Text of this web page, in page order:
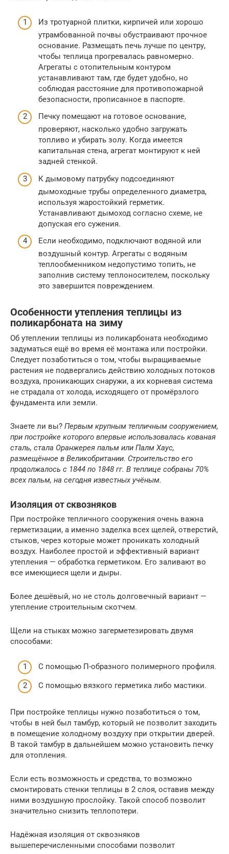
Из тротуарной плитки, кирпичей или хорошо
утрамбованной почвы обустраивают прочное
основание. Размещать печь лучше по центру,
чтобы теплица прогревалась равномерно.
Агрегаты с отопительным контуром
устанавливают там, где будет удобно, но
соблюдая расстояние для противопожарной
безопасности, прописанное в паспорте.
Печку помещают на готовое основание,
проверяют, насколько удобно загружать
топливо и убирать золу. Когда имеется
капитальная стена, агрегат монтируют к ней
задней стенкой.
К дымовому патрубку подсоединяют
дымоходные трубы определенного диаметра,
используя жаростойкий герметик.
Устанавливают дымоход согласно схеме, не
допуская его сужения.
Если необходимо, подключают водяной или
воздушный контур. Агрегаты с водяным
теплообменником недопустимо топить, не
заполнив систему теплоносителем, поскольку
это завершится повреждением.
Особенности утепления теплицы из
поликарбоната на зиму
Об утеплении теплицы из поликарбоната необходимо
задуматься ещё во время её монтажа или постройки.
Следует позаботиться о том, чтобы выращиваемые
растения не подвергались действию холодных потоков
воздуха, проникающих снаружи, а их корневая система
не страдала от холода, исходящего от промёрзлого
фундамента или земли.
Знаете ли вы? Первым крупным тепличным сооружением,
при постройке которого впервые использовалась кованая
сталь, стала Оранжерея пальм или Палм Хаус,
размещённое в Великобритании. Строительство его
продолжалось с 1844 по 1848 гг. В теплице собраны 70%
всех пальм, на сегодня известных учёным.
Изоляция от сквозняков
При постройке тепличного сооружения очень важна
герметизации, а именно заделка всех щелей, отверстий,
стыков, через которые может проникать холодный
воздух. Наиболее простой и эффективный вариант
утепления — обработка герметиком. Его заливают во
все имеющиеся щели и дыры.
Более дешёвый, но не столь долговечный вариант —
утепление строительным скотчем.
Щели на стыках можно загерметезировать двумя
способами:
С помощью П-образного полимерного профиля.
С помощью вязкого герметика либо мастики.
При постройке теплицы нужно позаботиться о том,
чтобы в ней был тамбур, который не позволит заходить
в помещение холодному воздуху при открытии дверей.
В такой тамбур в дальнейшем можно установить печку
для отопления.
Если есть возможность и средства, то возможно
смонтировать стенки теплицы в 2 слоя, оставив между
ними воздушную прослойку. Такой способ позволит
значительно снизить теплопотери.
Надёжная изоляция от сквозняков
вышеперечисленными способами позволит